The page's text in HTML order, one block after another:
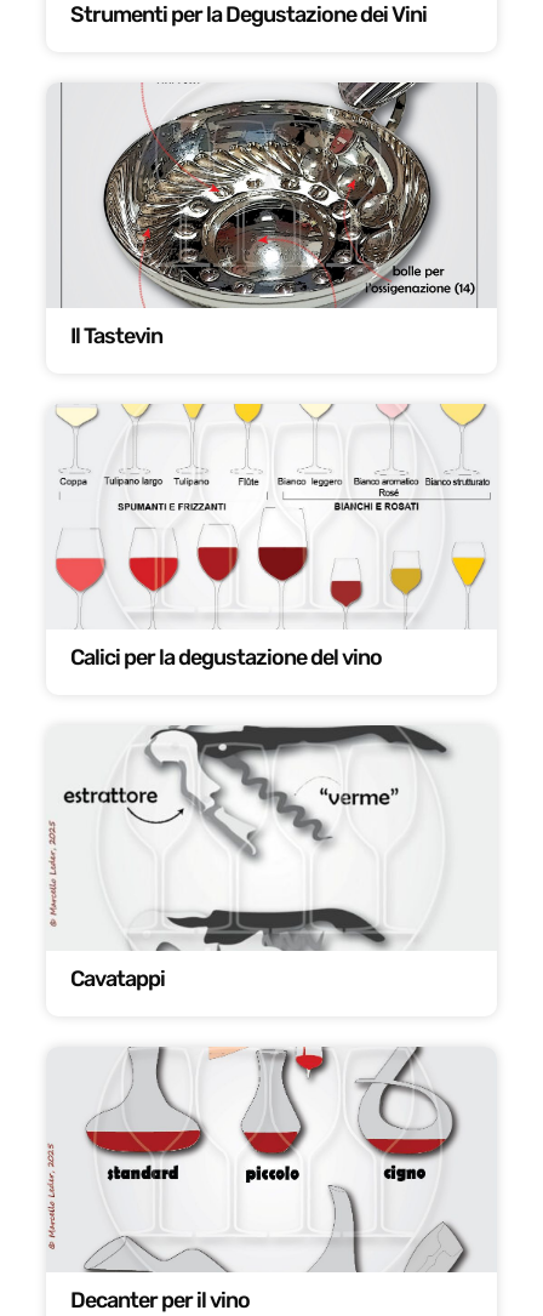
Strumenti per la Degustazione dei Vini
Il Tastevin
Calici per la degustazione del vino
Cavatappi
Decanter per il vino